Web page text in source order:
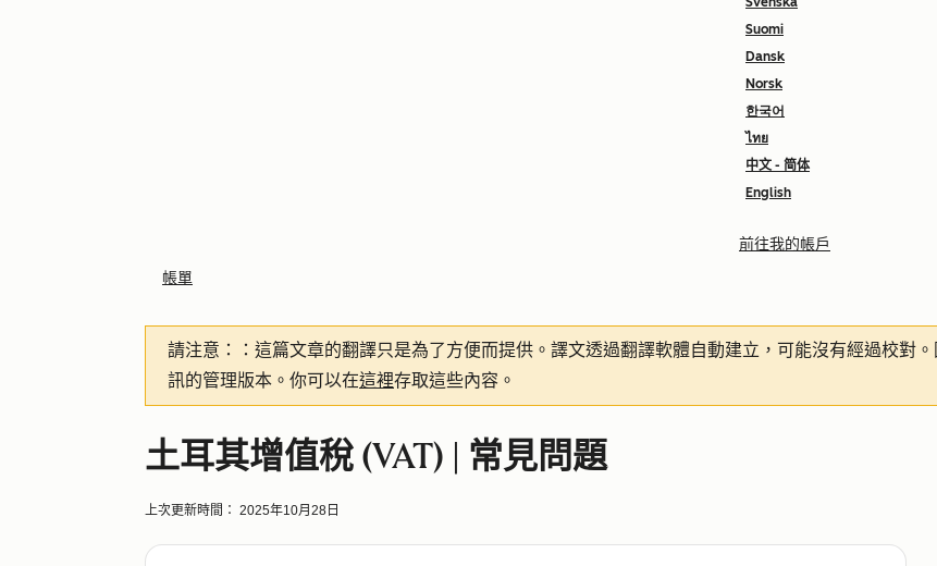
Suomi
Dansk
Norsk
한국어
ไทย
中文 - 简体
English
前往我的帳戶
帳單
請注意：
：這篇文章的翻譯只是為了方便而提供。譯文透過翻譯軟體自動建立，可能沒有經過校對
訊的管理版本。你可以在這裡存取這些內容。
土耳其增值稅 (VAT) | 常見問題
上次更新時間： 2025年10月28日